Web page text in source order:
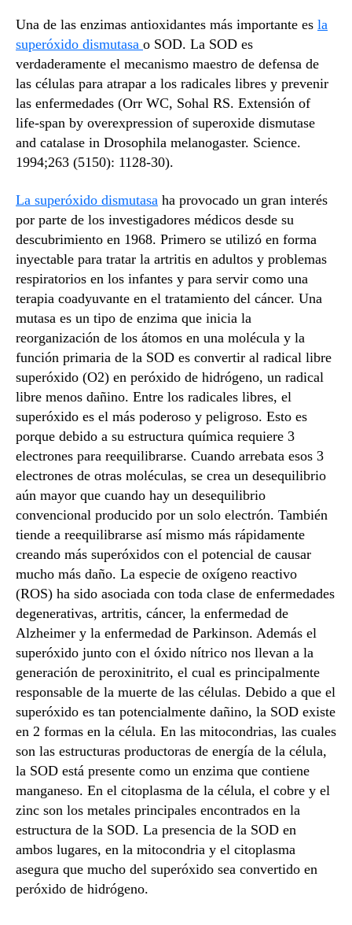
Una de las enzimas antioxidantes más importante es la
superóxido dismutasa o SOD. La SOD es
verdaderamente el mecanismo maestro de defensa de
las células para atrapar a los radicales libres y prevenir
las enfermedades (Orr WC, Sohal RS. Extensión of
life-span by overexpression of superoxide dismutase
and catalase in Drosophila melanogaster. Science.
1994;263 (5150): 1128-30).
La superóxido dismutasa ha provocado un gran interés
por parte de los investigadores médicos desde su
descubrimiento en 1968. Primero se utilizó en forma
inyectable para tratar la artritis en adultos y problemas
respiratorios en los infantes y para servir como una
terapia coadyuvante en el tratamiento del cáncer. Una
mutasa es un tipo de enzima que inicia la
reorganización de los átomos en una molécula y la
función primaria de la SOD es convertir al radical libre
superóxido (O2) en peróxido de hidrógeno, un radical
libre menos dañino. Entre los radicales libres, el
superóxido es el más poderoso y peligroso. Esto es
porque debido a su estructura química requiere 3
electrones para reequilibrarse. Cuando arrebata esos 3
electrones de otras moléculas, se crea un desequilibrio
aún mayor que cuando hay un desequilibrio
convencional producido por un solo electrón. También
tiende a reequilibrarse así mismo más rápidamente
creando más superóxidos con el potencial de causar
mucho más daño. La especie de oxígeno reactivo
(ROS) ha sido asociada con toda clase de enfermedades
degenerativas, artritis, cáncer, la enfermedad de
Alzheimer y la enfermedad de Parkinson. Además el
superóxido junto con el óxido nítrico nos llevan a la
generación de peroxinitrito, el cual es principalmente
responsable de la muerte de las células. Debido a que el
superóxido es tan potencialmente dañino, la SOD existe
en 2 formas en la célula. En las mitocondrias, las cuales
son las estructuras productoras de energía de la célula,
la SOD está presente como un enzima que contiene
manganeso. En el citoplasma de la célula, el cobre y el
zinc son los metales principales encontrados en la
estructura de la SOD. La presencia de la SOD en
ambos lugares, en la mitocondria y el citoplasma
asegura que mucho del superóxido sea convertido en
peróxido de hidrógeno.